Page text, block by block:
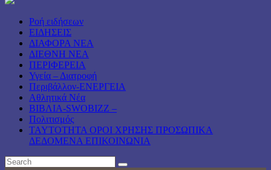
Ροή ειδήσεων
ΕΙΔΗΣΕΙΣ
ΔΙΑΦΟΡΑ ΝΕΑ
ΔΙΕΘΝΗ ΝΕΑ
ΠΕΡΙΦΕΡΕΙΑ
Υγεία – Διατροφή
Περιβάλλον-ΕΝΕΡΓΕΙΑ
Αθλητικά Νέα
ΒΙΒΛΙΑ-SWOBIZZ –
Πολιτισμός
TAYTOTHTA ΟΡΟΙ ΧΡΗΣΗΣ ΠΡΟΣΩΠΙΚΑ
ΔΕΔΟΜΕΝΑ ΕΠΙΚΟΙΝΩΝΙΑ